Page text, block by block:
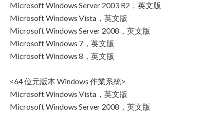
Microsoft Windows Server 2003 R2，英文版
Microsoft Windows Vista，英文版
Microsoft Windows Server 2008，英文版
Microsoft Windows 7，英文版
Microsoft Windows 8，英文版
<64 位元版本 Windows 作業系統>
Microsoft Windows Vista，英文版
Microsoft Windows Server 2008，英文版